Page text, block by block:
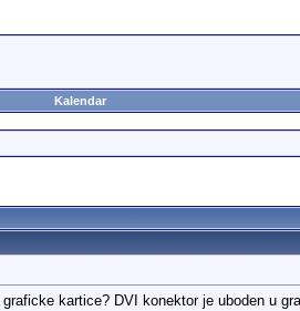
Kalendar
kartice? DVI konektor je uboden u